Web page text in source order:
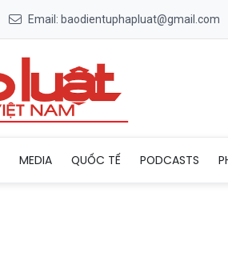
Email: baodientuphapluat@gmail.com
MEDIA QUỐC TẾ PODCASTS